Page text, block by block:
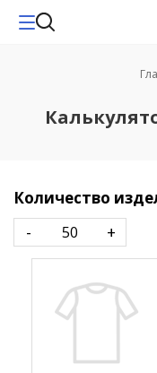
Количество
- +